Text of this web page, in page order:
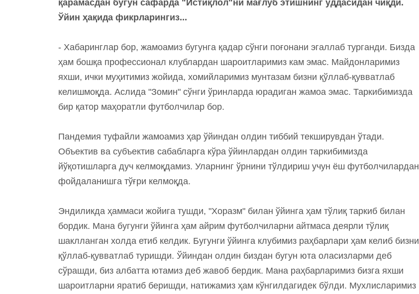
қарамасдан бугун сафарда "Истиқлол"ни мағлуб этишнинг уддасидан чиқди.
Ўйин ҳақида фикрларингиз...
- Хабаринглар бор, жамоамиз бугунга қадар сўнги поғонани эгаллаб турганди. Бизда
ҳам бошқа профессионал клублардан шароитларимиз кам эмас. Майдонларимиз
яхши, ички муҳитимиз жойида, хомийларимиз мунтазам бизни қўллаб-қувватлаб
келишмоқда. Аслида "Зомин" сўнги ўринларда юрадиган жамоа эмас. Таркибимизда
бир қатор маҳоратли футболчилар бор.
Пандемия туфайли жамоамиз ҳар ўйиндан олдин тиббий текширувдан ўтади.
Объектив ва субъектив сабабларга кўра ўйинлардан олдин таркибимизда
йўқотишларга дуч келмоқдамиз. Уларнинг ўрнини тўлдириш учун ёш футболчилардан
фойдаланишга тўғри келмоқда.
Эндиликда ҳаммаси жойига тушди, "Хоразм" билан ўйинга ҳам тўлиқ таркиб билан
бордик. Мана бугунги ўйинга ҳам айрим футболчиларни айтмаса деярли тўлиқ
шаклланган холда етиб келдик. Бугунги ўйинга клубимиз раҳбарлари ҳам келиб бизни
қўллаб-қувватлаб туришди. Ўйиндан олдин биздан бугун юта оласизларми деб
сўрашди, биз албатта ютамиз деб жавоб бердик. Мана раҳбарларимиз бизга яхши
шароитларни яратиб беришди, натижамиз ҳам кўнгилдагидек бўлди. Мухлисларимиз